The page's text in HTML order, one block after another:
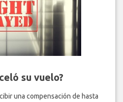
su vuelo?
una compensación de hasta